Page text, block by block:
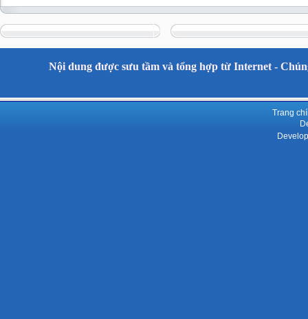
Nội dung được sưu tầm và tổng hợp từ Internet -
Trang